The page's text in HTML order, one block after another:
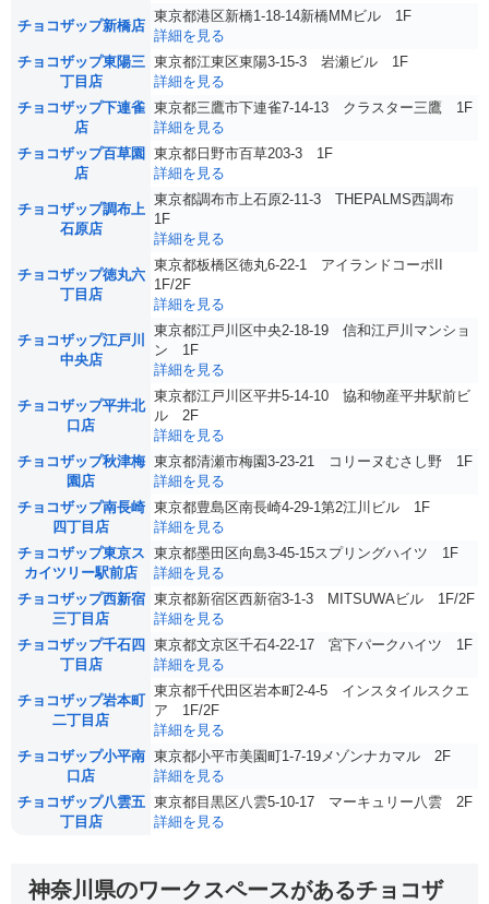
チョコザップ新橋店
東京都港区新橋1-18-14新橋MMビル 1F
詳細を見る
チョコザップ東陽三
丁目店
東京都江東区東陽3-15-3 岩瀬ビル 1F
詳細を見る
チョコザップ下連雀
店
東京都三鷹市下連雀7-14-13 クラスター三鷹 1F
詳細を見る
チョコザップ百草園
店
東京都日野市百草203-3 1F
詳細を見る
チョコザップ調布上
石原店
東京都調布市上石原2-11-3 THEPALMS西調布
1F
詳細を見る
チョコザップ徳丸六
丁目店
東京都板橋区徳丸6-22-1 アイランドコーポII
1F/2F
詳細を見る
チョコザップ江戸川
中央店
東京都江戸川区中央2-18-19 信和江戸川マンショ
ン 1F
詳細を見る
チョコザップ平井北
口店
東京都江戸川区平井5-14-10 協和物産平井駅前ビ
ル 2F
詳細を見る
チョコザップ秋津梅
園店
東京都清瀬市梅園3-23-21 コリーヌむさし野 1F
詳細を見る
チョコザップ南長崎
四丁目店
東京都豊島区南長崎4-29-1第2江川ビル 1F
詳細を見る
チョコザップ東京ス
カイツリー駅前店
東京都墨田区向島3-45-15スプリングハイツ 1F
詳細を見る
チョコザップ西新宿
三丁目店
東京都新宿区西新宿3-1-3 MITSUWAビル 1F/2F
詳細を見る
チョコザップ千石四
丁目店
東京都文京区千石4-22-17 宮下パークハイツ 1F
詳細を見る
チョコザップ岩本町
二丁目店
東京都千代田区岩本町2-4-5 インスタイルスクエ
ア 1F/2F
詳細を見る
チョコザップ小平南
口店
東京都小平市美園町1-7-19メゾンナカマル 2F
詳細を見る
チョコザップ八雲五
丁目店
東京都目黒区八雲5-10-17 マーキュリー八雲 2F
詳細を見る
神奈川県のワークスペースがあるチョコザ